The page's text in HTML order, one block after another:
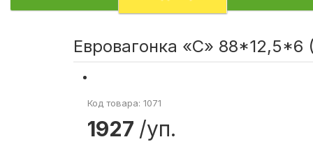
Евровагонка «С» 88*12,5*6
Код товара: 1071
1927 /уп.